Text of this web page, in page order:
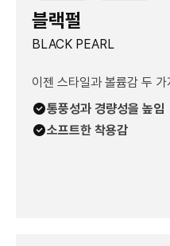
블랙펄
BLACK PEARL
이젠 스타일과 볼륨감 두
통풍성과 경량성을 높임
소프트한 착용감